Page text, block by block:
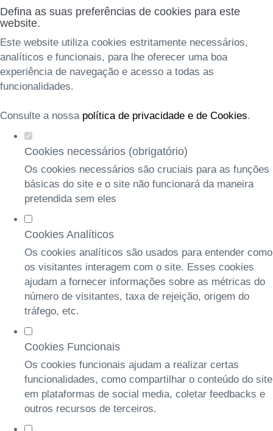
Defina as suas preferências de cookies para este
website.
Este website utiliza cookies estritamente necessários,
analíticos e funcionais, para lhe oferecer uma boa
experiência de navegação e acesso a todas as
funcionalidades.
Consulte a nossa política de privacidade e de Cookies.
Cookies necessários (obrigatório)
Os cookies necessários são cruciais para as funções
básicas do site e o site não funcionará da maneira
pretendida sem eles
Cookies Analíticos
Os cookies analíticos são usados para entender como
os visitantes interagem com o site. Esses cookies
ajudam a fornecer informações sobre as métricas do
número de visitantes, taxa de rejeição, origem do
tráfego, etc.
Cookies Funcionais
Os cookies funcionais ajudam a realizar certas
funcionalidades, como compartilhar o conteúdo do site
em plataformas de social media, coletar feedbacks e
outros recursos de terceiros.